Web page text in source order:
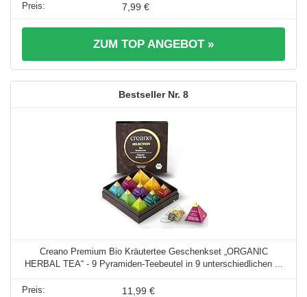
7,99 €
ZUM TOP ANGEBOT »
8
Creano Premium Bio Kräutertee Geschenkset „ORGANIC
HERBAL TEA“ - 9 Pyramiden-Teebeutel in 9 unterschiedlichen ...
11,99 €